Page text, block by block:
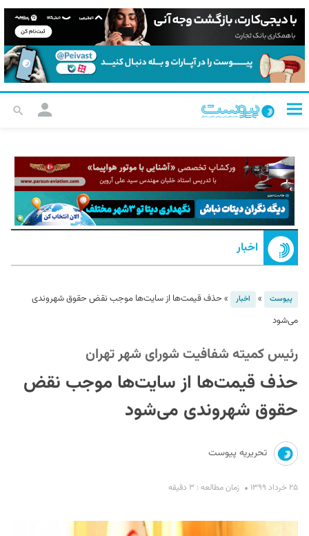
اخبار
پیوست » اخبار » حذف قیمت‌ها از سایت‌ها موجب نقض حقوق شهروندی
می‌شود
رئیس کمیته شفافیت شورای شهر تهران
حذف قیمت‌ها از سایت‌ها موجب نقض
حقوق شهروندی می‌شود
تحریریه پیوست
۲۵ خرداد ۱۳۹۹ زمان مطالعه : ۳ دقیقه